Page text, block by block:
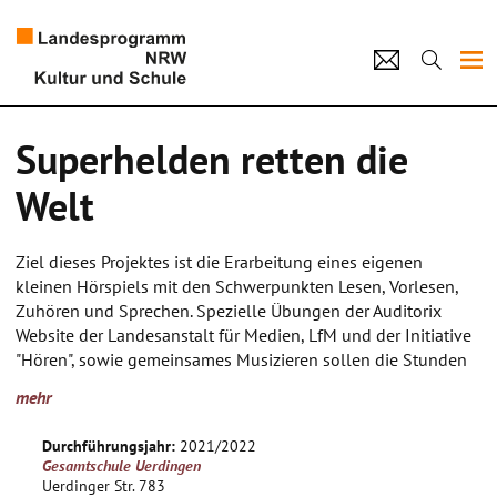
Künstlerpool
Kultur und Schule
home Impressum Datenschutz Kontakt
Superhelden retten die
Welt
Ziel dieses Projektes ist die Erarbeitung eines eigenen
kleinen Hörspiels mit den Schwerpunkten Lesen, Vorlesen,
Zuhören und Sprechen. Spezielle Übungen der Auditorix
Website der Landesanstalt für Medien, LfM und der Initiative
"Hören", sowie gemeinsames Musizieren sollen die Stunden
- spielerische EInführung in die Kunstform "Hörsoiel" anhand
vorhandender Kinderhörspiel
mehr
Durchführungsjahr: 2021/2022
Gesamtschule Uerdingen
Uerdinger Str. 783